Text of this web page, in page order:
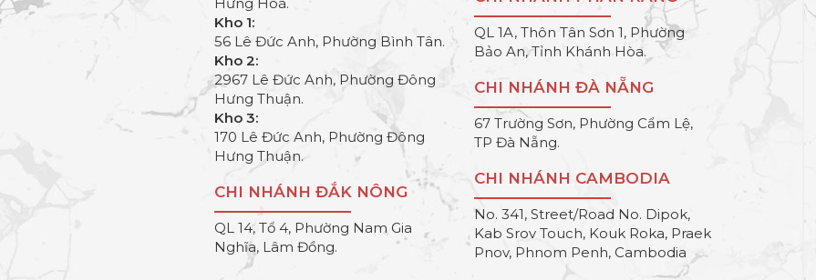
Kho 1:
56 Lê Đức Anh, Phường Bình Tân.
Kho 2:
2967 Lê Đức Anh, Phường Đông
Hưng Thuận.
Kho 3:
170 Lê Đức Anh, Phường Đông
Hưng Thuận.
CHI NHÁNH ĐẮK NÔNG
QL 14, Tổ 4, Phường Nam Gia
Nghĩa, Lâm Đồng.
QL 1A, Thôn Tân Sơn 1, Phường
Bảo An, Tỉnh Khánh Hòa.
CHI NHÁNH ĐÀ NẴNG
67 Trường Sơn, Phường Cẩm Lệ,
TP Đà Nẵng.
CHI NHÁNH CAMBODIA
No. 341, Street/Road No. Dipok,
Kab Srov Touch, Kouk Roka, Praek
Pnov, Phnom Penh, Cambodia